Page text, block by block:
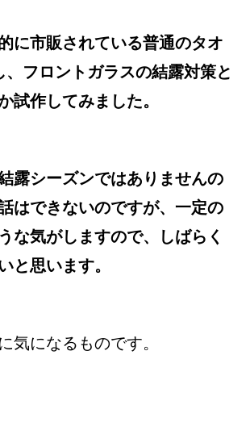
に市販されている普通のタオ
、フロントガラスの結露対策と
試作してみました。
露シーズンではありませんの
はできないのですが、一定の
な気がしますので、しばらく
と思います。
気になるものです。